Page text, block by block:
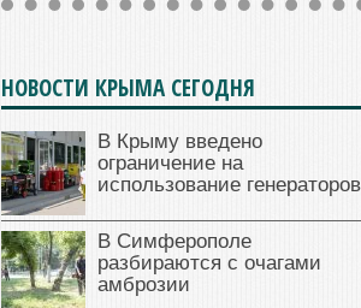
НОВОСТИ КРЫМА СЕГОДНЯ
В Крыму введено
ограничение на
использование генераторов
В Симферополе
разбираются с очагами
амброзии